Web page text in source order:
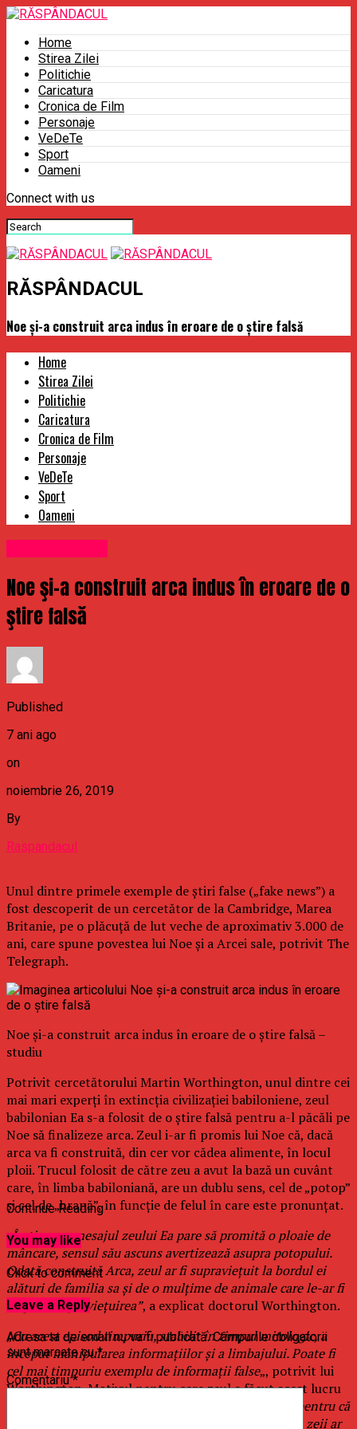
Home
Stirea Zilei
Politichie
Caricatura
Cronica de Film
Personaje
VeDeTe
Sport
Oameni
Connect with us
RĂSPÂNDACUL
Noe şi-a construit arca indus în eroare de o ştire falsă
Home
Stirea Zilei
Politichie
Caricatura
Cronica de Film
Personaje
VeDeTe
Sport
Oameni
Noe şi-a construit arca indus în eroare de o
ştire falsă
Published
7 ani ago
on
noiembrie 26, 2019
By
Raspandacul
Unul dintre primele exemple de ştiri false („fake news”) a
fost descoperit de un cercetător de la Cambridge, Marea
Britanie, pe o plăcuţă de lut veche de aproximativ 3.000 de
ani, care spune povestea lui Noe şi a Arcei sale, potrivit The
Telegraph.
Noe şi-a construit arca indus în eroare de o ştire falsă –
studiu
Potrivit cercetătorului Martin Worthington, unul dintre cei
mai mari experţi în extincţia civilizaţiei babiloniene, zeul
babilonian Ea s-a folosit de o ştire falsă pentru a-l păcăli pe
Noe să finalizeze arca. Zeul i-ar fi promis lui Noe că, dacă
arca va fi construită, din cer vor cădea alimente, în locul
ploii. Trucul folosit de către zeu a avut la bază un cuvânt
care, în limba babiloniană, are un dublu sens, cel de „potop”
şi cel de „hrană”, în funcţie de felul în care este pronunţat.
„În timp ce mesajul zeului Ea pare să promită o ploaie de
mâncare, sensul său ascuns avertizează asupra potopului.
Odată construită Arca, zeul ar fi supravieţuit la bordul ei
alături de familia sa şi de o mulţime de animale care le-ar fi
asigurat supravieţuirea”, a explicat doctorul Worthington.
„Cu acest episod timpuriu, stabilit în timpul mitologic, a
început manipularea informaţiilor şi a limbajului. Poate fi
cel mai timpuriu exemplu de informaţii false„, potrivit lui
Worthington. Motivul pentru care zeul a făcut acest lucru
Zeii babilonieni supravieţuiesc doar pentru că
oamenii îi hrănesc. Dacă umanitatea ar fi fost ştersă, zeii ar
Continue Reading
You may like
Click to comment
Leave a Reply
Adresa ta de email nu va fi publicată. Câmpurile obligatorii
sunt marcate cu*
Comentariu*